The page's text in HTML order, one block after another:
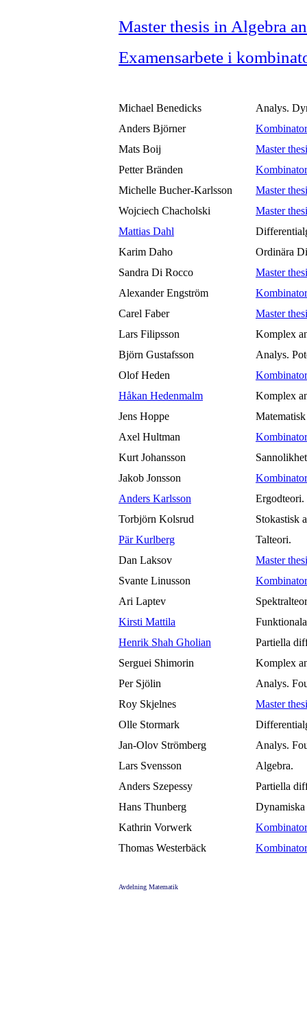
Master thesis in Algebra
Examensarbete i
Michael Benedicks
Analys.
Anders Björner
Mats Boij
Master
Petter Bränden
Michelle Bucher-Karlsson
Master
Wojciech Chacholski
Master
Mattias Dahl
Karim Daho
Ordinära
Sandra Di Rocco
Master
Alexander Engström
Carel Faber
Master
Lars Filipsson
Komplex
Björn Gustafsson
Analys.
Olof Heden
Håkan Hedenmalm
Komplex
Jens Hoppe
Axel Hultman
Kurt Johansson
Jakob Jonsson
Anders Karlsson
Torbjörn Kolsrud
Stokastisk
Pär Kurlberg
Talteori.
Dan Laksov
Master
Svante Linusson
Ari Laptev
Kirsti Mattila
Henrik Shah Gholian
Partiella
Serguei Shimorin
Komplex
Per Sjölin
Analys.
Roy Skjelnes
Master
Olle Stormark
Jan-Olov Strömberg
Analys.
Lars Svensson
Algebra.
Anders Szepessy
Partiella
Hans Thunberg
Dynamiska
Kathrin Vorwerk
Thomas Westerbäck
Avdelning Matematik